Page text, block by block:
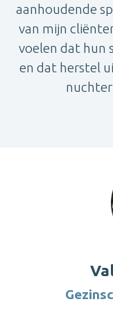
aanhoudende
van mijn
voelen dat hun
en dat herstel